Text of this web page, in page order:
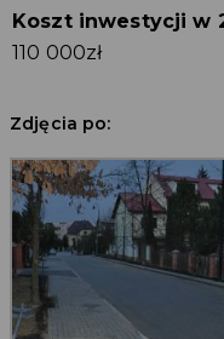
Koszt inwestycji w
110 000zł
Zdjęcia po: